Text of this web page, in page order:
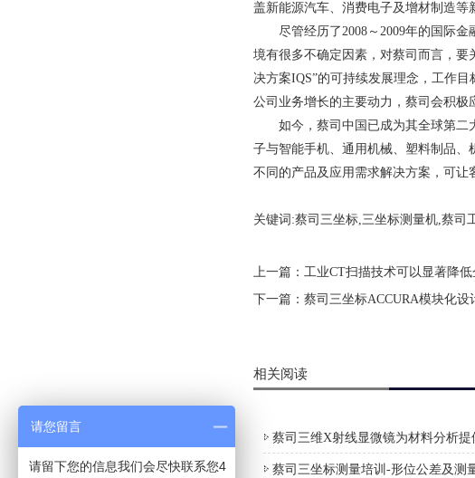
盖新能源汽车、消费电子及增材制造等
尽管经历了2008～2009年的国际金
境有很多不确定因素，对蔡司而言，
决方案IQS”的可持续发展理念，工作
公司业务增长的主要动力，蔡司会积
如今，蔡司中国已成为其全球第二大
子与智能手机、通用机械、塑料制品
不同的产品及应用需求解决方案，可让
关键词:蔡司三坐标,三坐标测量机,蔡司
上一篇： 工业CT扫描技术可以显著降
下一篇： 蔡司三坐标ACCURA模块化设
相关阅读
蔡司三维X射线显微镜为材料分析提
蔡司三坐标测量培训-形位公差及测
请您留言
请留下您的信息我们会尽快联系您4